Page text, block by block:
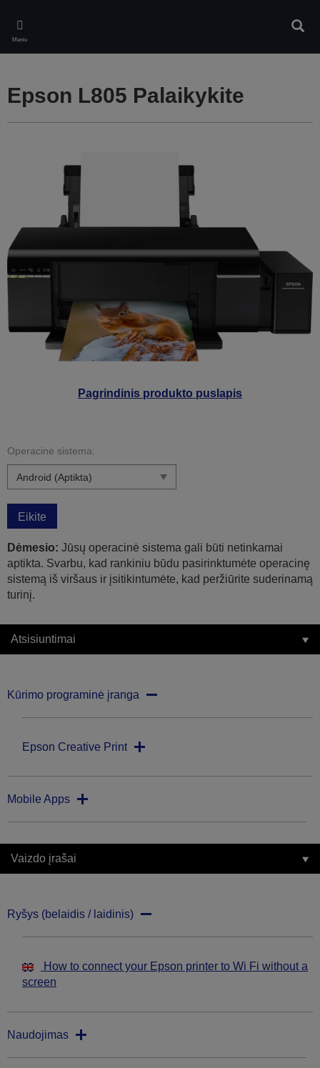
main
content
Meniu
Pagrindinis produkto puslapis
Epson L805 Palaikykite
Operacinė sistema:
Eikite
Dėmesio: Jūsų operacinė sistema gali būti netinkamai
aptikta. Svarbu, kad rankiniu būdu pasirinktumėte operacinę
sistemą iš viršaus ir įsitikintumėte, kad peržiūrite suderinamą
turinį.
Atsisiuntimai
Kūrimo programinė įranga
Epson Creative Print
Mobile Apps
Vaizdo įrašai
Ryšys (belaidis / laidinis)
How to connect your Epson printer to Wi Fi without a
screen
Naudojimas